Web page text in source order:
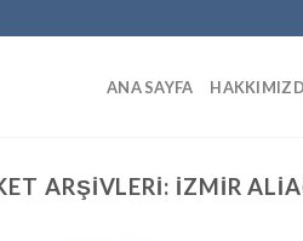
ANA SAYFA
ARŞIVLERI: İZMIR